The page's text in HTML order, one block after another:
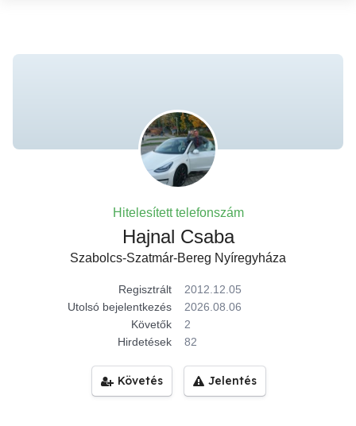
Hitelesített telefonszám
Hajnal Csaba
Szabolcs-Szatmár-Bereg Nyíregyháza
Regisztrált
2012.12.05
Utolsó bejelentkezés
2026.08.06
Követők
2
Hirdetések
82
Követés Jelentés